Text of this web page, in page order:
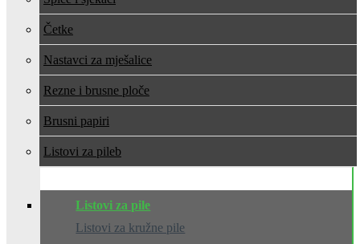
Četke
Nastavci za mješalice
Rezne i brusne ploče
Brusni papiri
Listovi za pile
Listovi za pile
Listovi za kružne pile